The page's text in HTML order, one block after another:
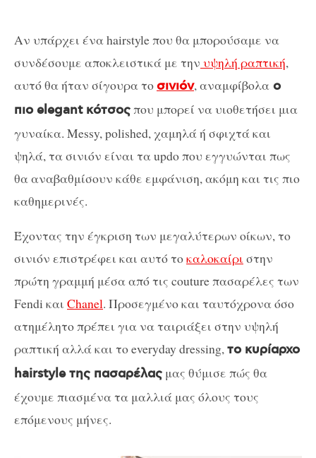
Αν υπάρχει ένα hairstyle που θα μπορούσαμε να
συνδέσουμε αποκλειστικά με την υψηλή ραπτική,
αυτό θα ήταν σίγουρα τοσινιόν, αναμφίβολα ο
πιο elegant κότσοςπου μπορεί να υιοθετήσει μια
γυναίκα. Messy, polished, χαμηλά ή σφιχτά και
ψηλά, τα σινιόν είναι τα updo που εγγυώνται πως
θα αναβαθμίσουν κάθε εμφάνιση, ακόμη και τις πιο
καθημερινές.
Έχοντας την έγκριση των μεγαλύτερων οίκων, το
σινιόν επιστρέφει και αυτό τοκαλοκαίρι στην
πρώτη γραμμή μέσα από τις couture πασαρέλες των
Fendi και Chanel. Προσεγμένο και ταυτόχρονα όσο
ατημέλητο πρέπει για να ταιριάξει στην υψηλή
ραπτική αλλά και το everyday dressing,το κυρίαρχο
hairstyle της πασαρέλας μας θύμισε πώς θα
έχουμε πιασμένα τα μαλλιά μας όλους τους
επόμενους μήνες.